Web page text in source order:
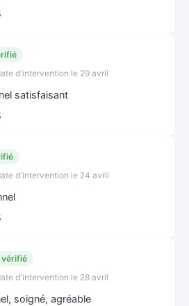
d'intervention le 29 avril
satisfaisant
d'intervention le 24 avril
vérifié
d'intervention le 28 avril
soigné, agréable